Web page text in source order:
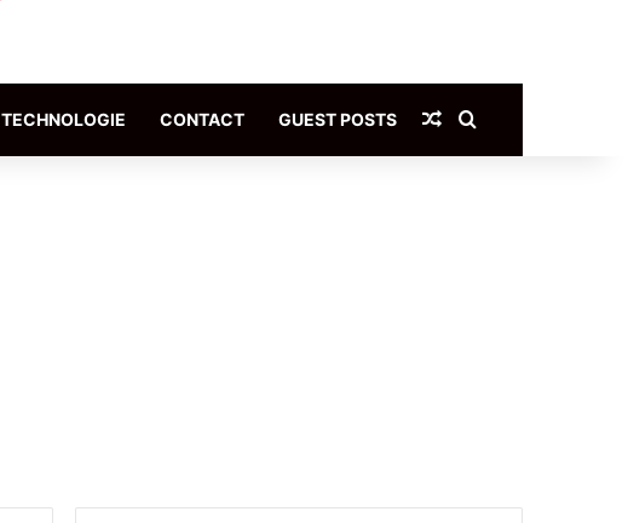
TECHNOLOGIE CONTACT GUEST POSTS Article Aléatoire